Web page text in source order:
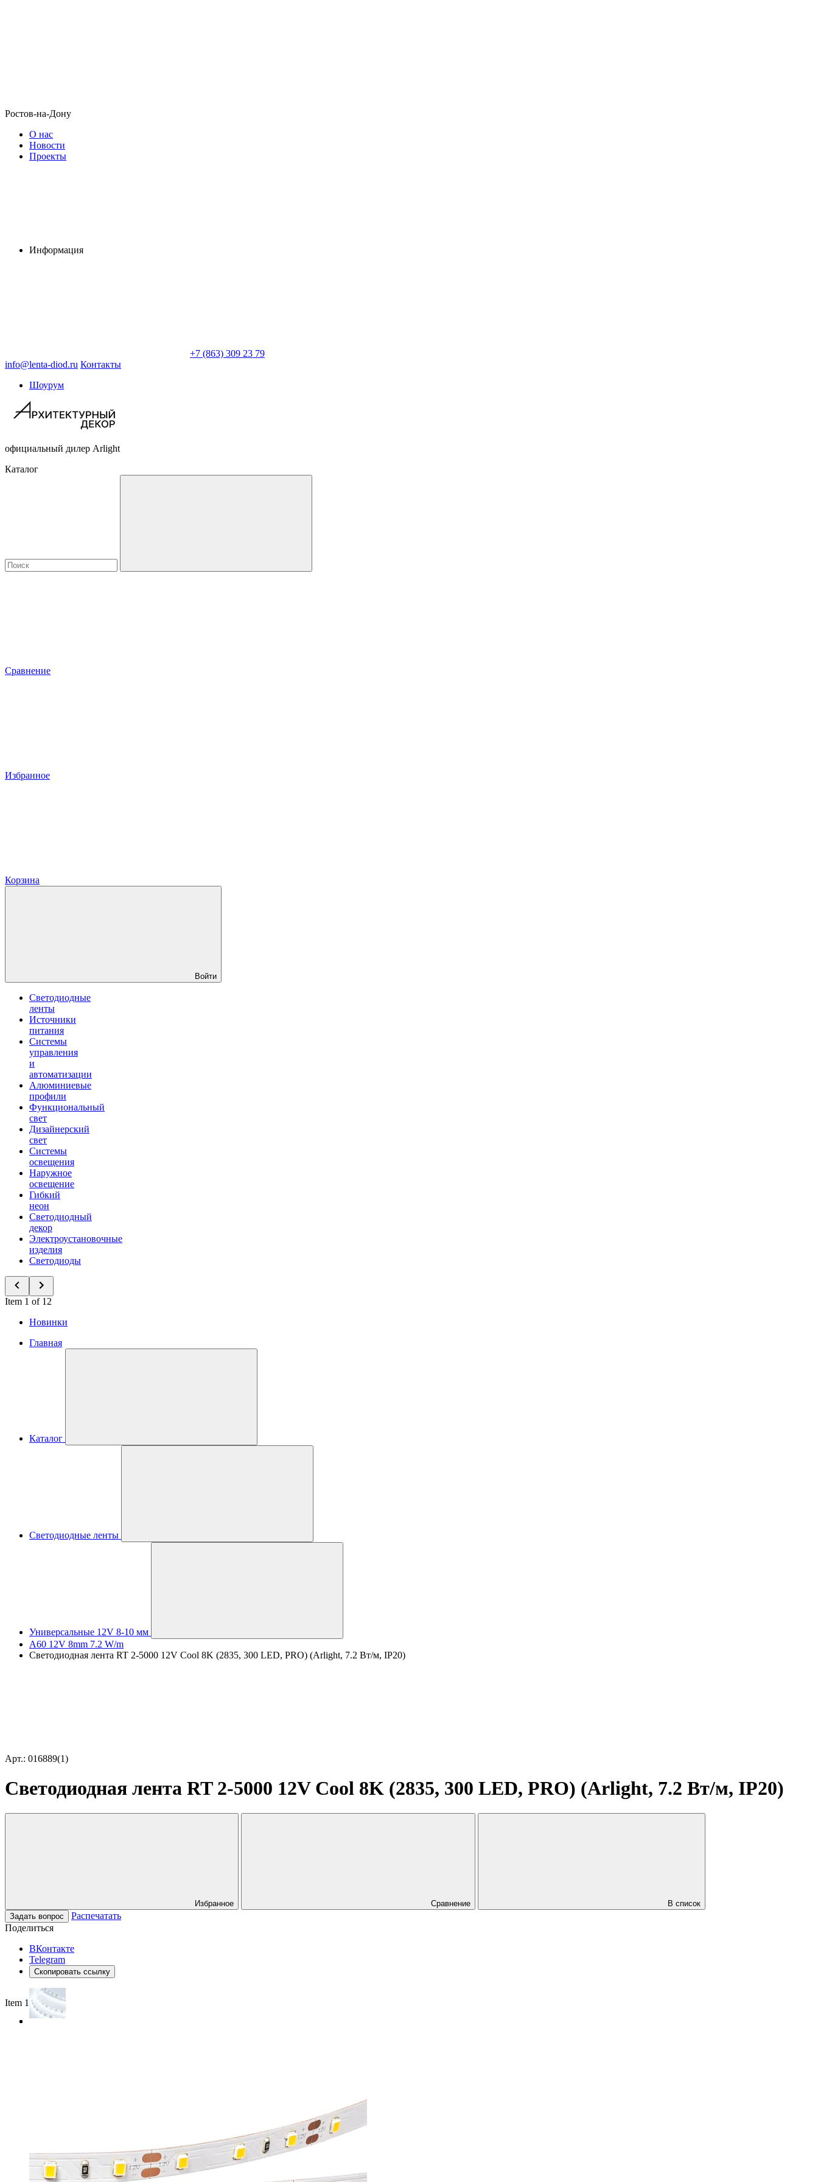
Ростов-на-Дону
О нас
Новости
Проекты
Информация
+7 (863) 309 23 79
info@lenta-diod.ru Контакты
Шоурум
официальный дилер Arlight
Каталог
Сравнение
Избранное
Корзина
Войти
Светодиодные
ленты
Источники
питания
Системы
управления
и
автоматизации
Алюминиевые
профили
Функциональный
свет
Дизайнерский
свет
Системы
освещения
Наружное
освещение
Гибкий
неон
Светодиодный
декор
Электроустановочные
изделия
Светодиоды
Item 1 of 12
Новинки
Главная
Каталог
Светодиодные ленты
Универсальные 12V 8-10 мм
A60 12V 8mm 7.2 W/m
Светодиодная лента RT 2-5000 12V Cool 8K (2835, 300 LED, PRO) (Arlight, 7.2 Вт/м, IP20)
Арт.: 016889(1)
Светодиодная лента RT 2-5000 12V Cool 8K (2835, 300 LED, PRO) (Arlight, 7.2 Вт/м, IP20)
Избранное Сравнение
В список
Задать вопрос
Распечатать
Поделиться
ВКонтакте
Telegram
Скопировать ссылку
Item 1 of 3